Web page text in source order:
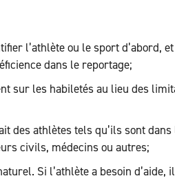
l’athlète ou le sport d’abord,
dans le reportage;
sur les habiletés au lieu des
des athlètes tels qu’ils sont
civils, médecins ou autres;
Si l’athlète a besoin